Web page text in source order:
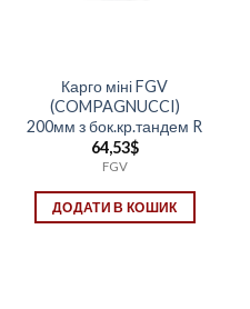
Карго міні FGV
(COMPAGNUCCI)
200мм з бок.кр.тандем R
64,53$
FGV
ДОДАТИ В КОШИК